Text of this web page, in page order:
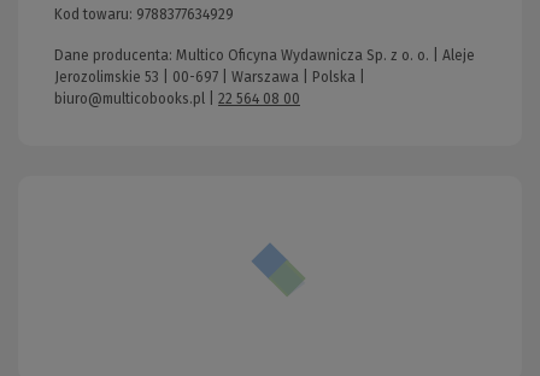
Kod towaru: 9788377634929
Dane producenta: Multico Oficyna Wydawnicza Sp. z o. o. | Aleje
Jerozolimskie 53 | 00-697 | Warszawa | Polska |
biuro@multicobooks.pl
22 564 08 00